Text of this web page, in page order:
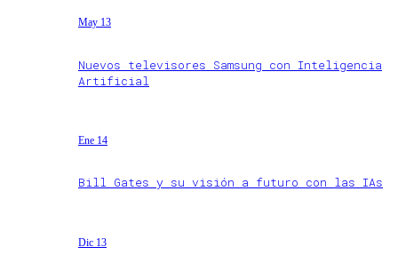
May 13
Nuevos televisores Samsung con Inteligencia
Artificial
Ene 14
Bill Gates y su visión a futuro con las IAs
Dic 13